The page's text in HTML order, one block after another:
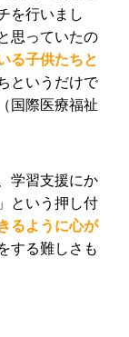
を行いまし
思っていたの
る子供たちと
というだけで
国際医療福祉
学習支援にか
という押し付
るように心が
する難しさも